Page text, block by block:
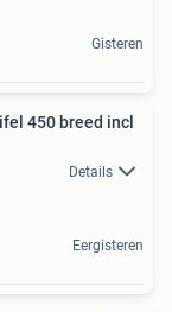
Gisteren
450 breed incl
Details
Eergisteren